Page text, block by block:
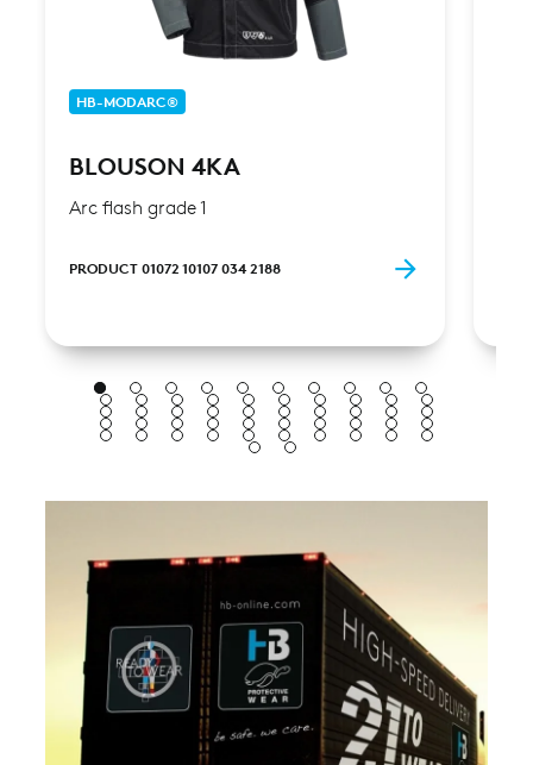
HB-MODARC®
BLOUSON 4KA
Arc flash grade 1
PRODUCT 01072 10107 034 2188